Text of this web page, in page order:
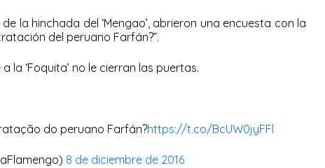
la hinchada del ‘Mengao’, abrieron una encuesta con la
del peruano Farfán?”.
la ‘Foquita’ no le cierran las puertas.
do peruano Farfán?https://t.co/BcUW0jyFFl
8 de diciembre de 2016